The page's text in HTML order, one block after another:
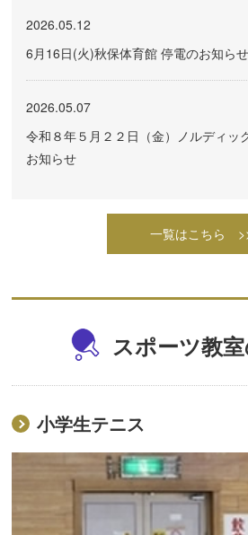
2026.05.12
6月16日(火)秋保体育館 停電のお知らせ
2026.05.07
令和８年５月２２日（金）ノルディッ
お知らせ
一覧はこちら
スポーツ教
小学生テニス